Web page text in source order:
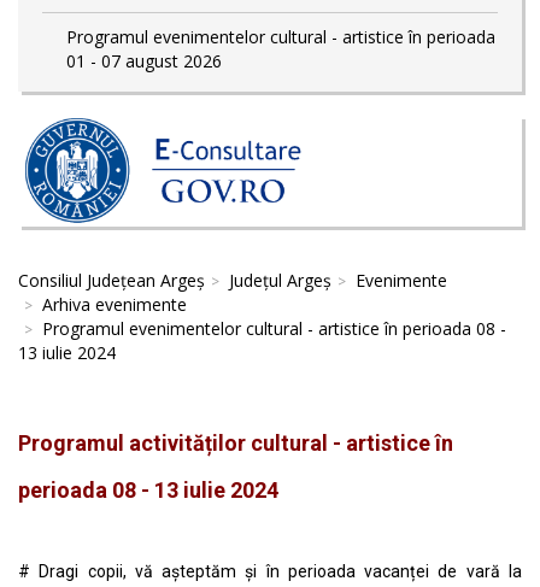
Programul evenimentelor cultural - artistice în perioada
01 - 07 august 2026
Consiliul Județean Argeș Județul Argeș
Evenimente
Arhiva evenimente
Programul evenimentelor cultural - artistice în perioada 08 -
13 iulie 2024
Programul activităților cultural - artistice în
perioada 08 - 13 iulie 2024
# Dragi copii, vă așteptăm și în perioada vacanței de vară la